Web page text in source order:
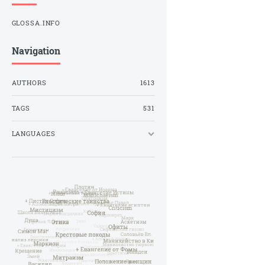
GLOSSA.INFO
Navigation
AUTHORS 1613
TAGS 531
LANGUAGES